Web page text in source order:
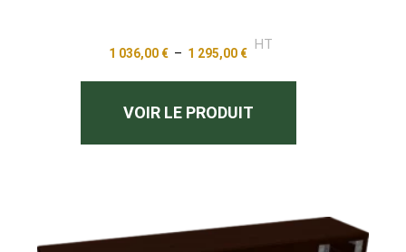
1 036,00 € – 1 295,00 €
HT
VOIR LE PRODUIT